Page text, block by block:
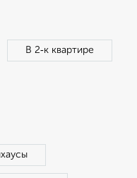
В 2‑к квартире